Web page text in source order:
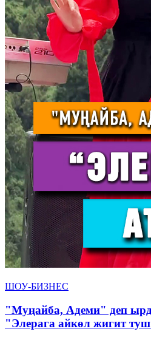
ШОУ-БИЗНЕС
"Муңайба, Адеми" деп
"Элерага айкөл жигит туш